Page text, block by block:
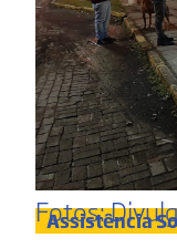
Fotos:
Assistência